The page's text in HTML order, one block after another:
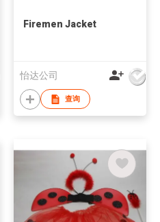
Firemen Jacket
怡达公司
查询